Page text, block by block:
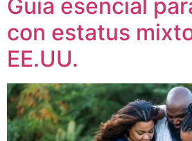
Guía esencial
con estatus
EE.UU.